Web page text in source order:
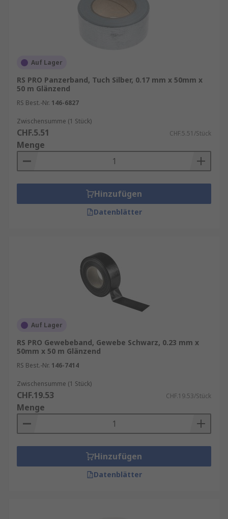
Auf Lager
RS PRO Panzerband, Tuch Silber, 0.17 mm x 50mm x
50 m Glänzend
RS Best.-Nr. 146-6827
Zwischensumme (1 Stück)
CHF.5.51 CHF.5.51/Stück
Menge
Hinzufügen
Datenblätter
Auf Lager
RS PRO Gewebeband, Gewebe Schwarz, 0.23 mm x
50mm x 50 m Glänzend
RS Best.-Nr. 146-7414
Zwischensumme (1 Stück)
CHF.19.53 CHF.19.53/Stück
Menge
Hinzufügen
Datenblätter